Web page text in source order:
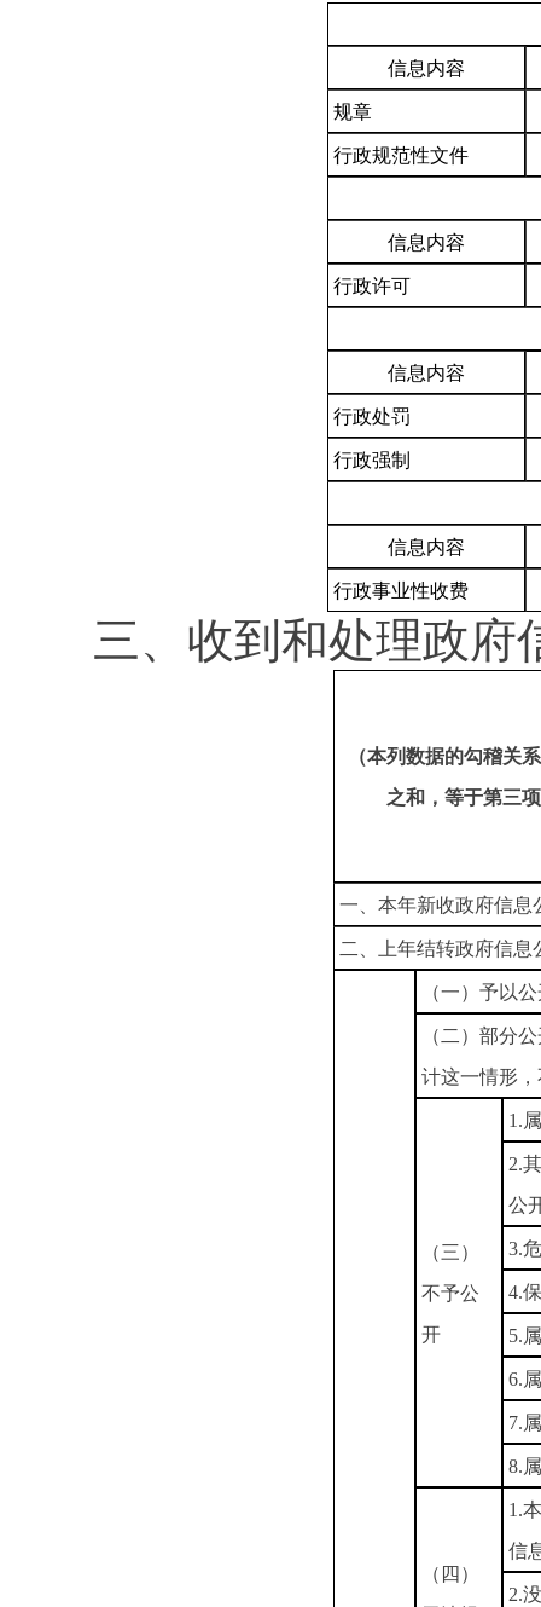
信息内容
规章
行政规范性文件
信息内容
行政许可
信息内容
行政处罚
行政强制
信息内容
行政事业性收费
三、收到和处理政府
（本列数据的勾稽关
之和，等于第三
一、本年新收政府信息
二、上年结转政府信息
（一）予以
（二）部分
计这一情形
（三）
不予公
开
1.
2.
公
3.
4.
5.
6.
7.
8.
（四）
1.
信
2.